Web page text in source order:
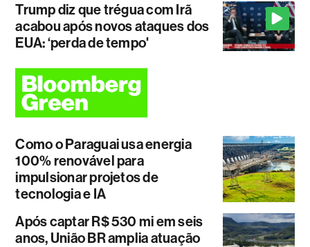
Trump diz que trégua com Irã
acabou após novos ataques dos
EUA: ‘perda de tempo'
Como o Paraguai usa energia
100% renovável para
impulsionar projetos de
tecnologia e IA
Após captar R$ 530 mi em seis
anos, União BR amplia atuação